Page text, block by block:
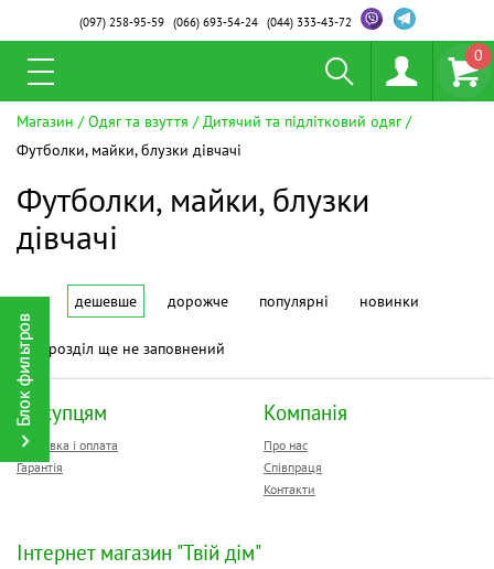
(097)258-95-59 (066)693-54-24 (044)333-43-72
0
Магазин Одяг та взуття
Дитячий та підлітковий одяг
Футболки, майки, блузки дівчачі
Футболки, майки, блузки
дівчачі
дешевше дорожче популярні новинки
Цей розділ ще не заповнений
Покупцям
Доставка і оплата
Гарантія
Компанія
Про нас
Співпраця
Контакти
Інтернет магазин "Твій дім"